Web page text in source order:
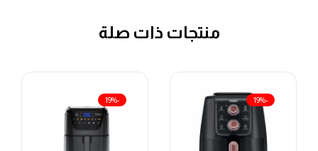
منتجات ذات صلة
-19%
-19%